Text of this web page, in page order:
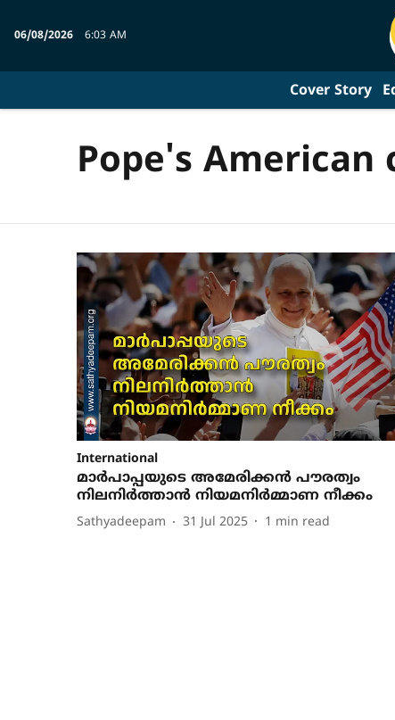
06/08/2026 6:03 AM
Cover Story
Pope's American
International
മാര്‍പാപ്പയുടെ അമേരിക്കന്‍ പൗരത്വം
നിലനിര്‍ത്താന്‍ നിയമനിര്‍മ്മാണ നീക്കം
Sathyadeepam 31 Jul 2025 1 min read